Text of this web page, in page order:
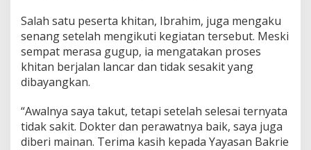
Salah satu peserta khitan, Ibrahim, juga mengaku
senang setelah mengikuti kegiatan tersebut. Meski
sempat merasa gugup, ia mengatakan proses
khitan berjalan lancar dan tidak sesakit yang
dibayangkan.
“Awalnya saya takut, tetapi setelah selesai ternyata
tidak sakit. Dokter dan perawatnya baik, saya juga
diberi mainan. Terima kasih kepada Yayasan Bakrie